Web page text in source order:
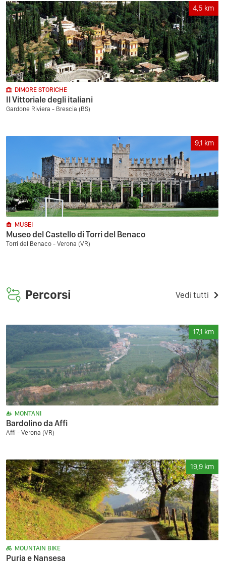
4,5 km
DIMORE STORICHE
Il Vittoriale degli italiani
Gardone Riviera - Brescia (BS)
9,1 km
MUSEI
Museo del Castello di Torri del Benaco
Torri del Benaco - Verona (VR)
Percorsi Vedi tutti
17,1 km
MONTANI
Bardolino da Affi
Affi - Verona (VR)
19,9 km
MOUNTAIN BIKE
Puria e Nansesa